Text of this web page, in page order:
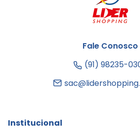
Fale Conosco
(91) 98235-
Institucional